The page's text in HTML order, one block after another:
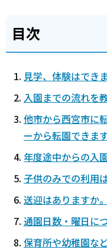
目次
見学、体験はでき
入園までの流れを
他市から西宮市に
ーから転園できます
年度途中からの入
子供のみでの利用
送迎はありますか。
通園日数・曜日に
保育所や幼稚園な